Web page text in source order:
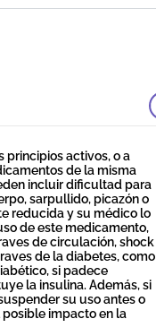
principios activos, o a
de la misma
incluir dificultad para
sarpullido, picazón o
reducida y su médico lo
de este medicamento,
de circulación, shock
de la diabetes, como
si padece
la insulina. Además, si
su uso antes o
impacto en la